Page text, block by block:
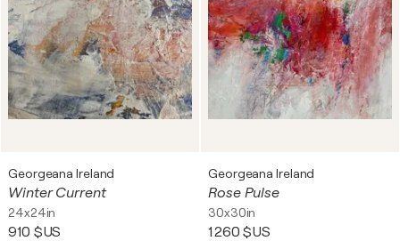
Georgeana Ireland
Winter Current
24x24in
910 $US
Georgeana Ireland
Rose Pulse
30x30in
1 260 $US